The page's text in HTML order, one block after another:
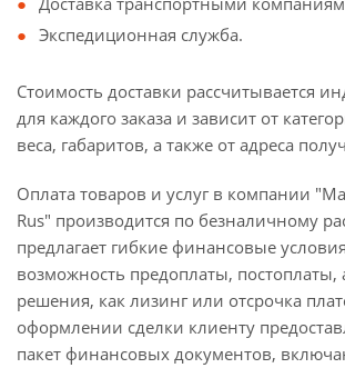
Экспедиционная служба.
Стоимость доставки рассчитывается
для каждого заказа и зависит от
веса, габаритов, а также от адреса
Оплата товаров и услуг в компании
Rus" производится по безналичному
предлагает гибкие финансовые
возможность предоплаты, постоплаты,
решения, как лизинг или отсрочка
оформлении сделки клиенту
пакет финансовых документов,